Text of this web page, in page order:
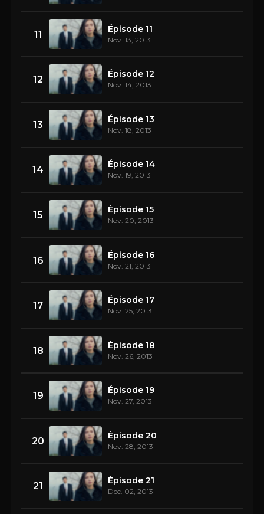
11 Épisode 11
Nov. 13, 2013
12 Épisode 12
Nov. 14, 2013
13 Épisode 13
Nov. 18, 2013
14 Épisode 14
Nov. 19, 2013
15 Épisode 15
Nov. 20, 2013
16 Épisode 16
Nov. 21, 2013
17 Épisode 17
Nov. 25, 2013
18 Épisode 18
Nov. 26, 2013
19 Épisode 19
Nov. 27, 2013
20 Épisode 20
Nov. 28, 2013
21 Épisode 21
Dec. 02, 2013